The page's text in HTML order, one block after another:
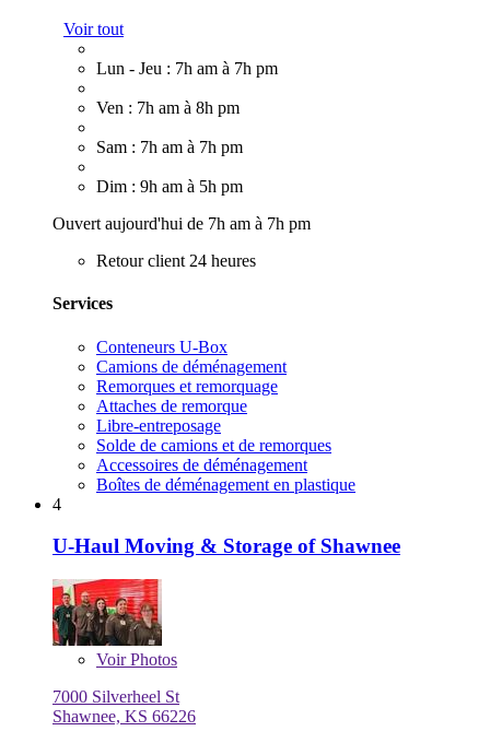
Voir tout
Lun - Jeu : 7h am à 7h pm
Ven : 7h am à 8h pm
Sam : 7h am à 7h pm
Dim : 9h am à 5h pm
Ouvert aujourd'hui de 7h am à 7h pm
Retour client 24 heures
Services
Conteneurs U-Box
Camions de déménagement
Remorques et remorquage
Attaches de remorque
Libre-entreposage
Solde de camions et de remorques
Accessoires de déménagement
Boîtes de déménagement en plastique
4
U-Haul Moving & Storage of Shawnee
VoirPhotos
7000 Silverheel St
Shawnee, KS 66226